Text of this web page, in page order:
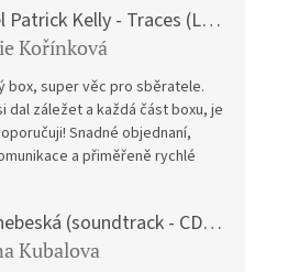
Michael Patrick Kelly - Traces (Limited Edition) (Premium Box-Set) (LP)
produktu je 5 z 5 hvězdiček.
Kořínková
box, super věc pro sběratele.
dal záležet a každá část boxu, je
Snadné objednaní,
a přiměřeně rychlé
Láska nebeská (soundtrack - CD) Love Actually
produktu je 5 z 5 hvězdiček.
Kubalova